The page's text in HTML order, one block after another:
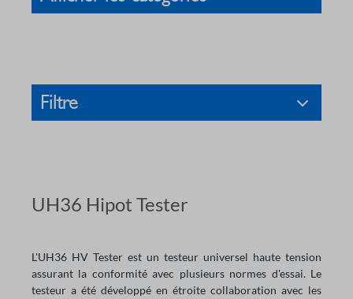
Filtre
UH36 Hipot Tester
L'UH36 HV Tester est un testeur universel haute tension
assurant la conformité avec plusieurs normes d'essai. Le
testeur a été développé en étroite collaboration avec les